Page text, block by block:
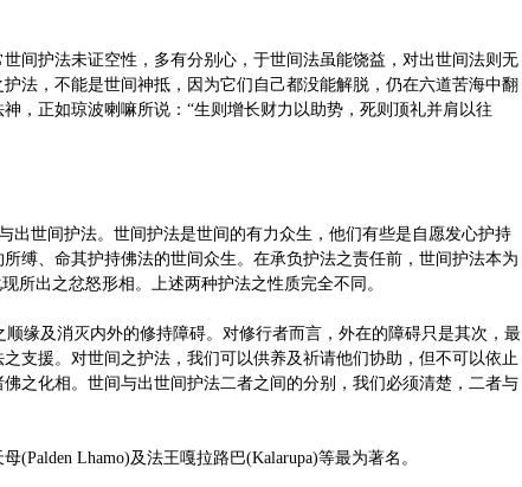
间护法未证空性，多有分别心，于世间法虽能饶益，对出世间法则无
法，不能是世间神抵，因为它们自己都没能解脱，仍在六道苦海中翻
，正如琼波喇嘛所说：“生则增长财力以助势，死则顶礼并肩以往
世间护法。世间护法是世间的有力众生，他们有些是自愿发心护持
缚、命其护持佛法的世间众生。在承负护法之责任前，世间护法本为
所出之忿怒形相。上述两种护法之性质完全不同。
缘及消灭内外的修持障碍。对修行者而言，外在的障碍只是其次，最
支援。对世间之护法，我们可以供养及祈请他们协助，但不可以依止
之化相。世间与出世间护法二者之间的分别，我们必须清楚，二者与
Lhamo)及法王嘎拉路巴(Kalarupa)等最为著名。